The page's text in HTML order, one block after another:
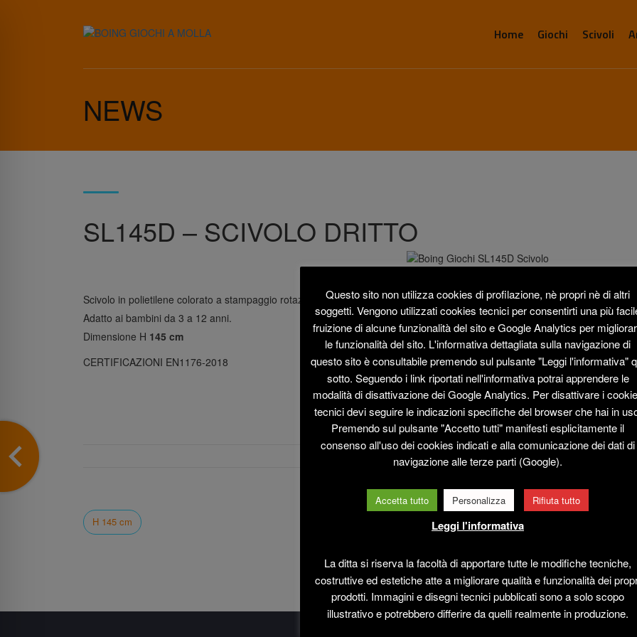
Home Giochi Scivoli
NEWS
SL145D – SCIVOLO DRITTO
Scivolo in polietilene colorato a stampaggio rotazionale.
Adatto ai bambini da 3 a 12 anni.
Dimensione H 145 cm
CERTIFICAZIONI EN1176-2018
ALTRI ARTICOLI
H 145 cm
Questo sito non utilizza cookies di profilazione, nè propri nè di altri
soggetti. Vengono utilizzati cookies tecnici per consentirti una più
fruizione di alcune funzionalità del sito e Google Analytics per
le funzionalità del sito. L'informativa dettagliata sulla navigazione di
questo sito è consultabile premendo sul pulsante "Leggi l'informativa"
sotto. Seguendo i link riportati nell'informativa potrai apprendere le
modalità di disattivazione dei Google Analytics. Per disattivare i
tecnici devi seguire le indicazioni specifiche del browser che hai in
Premendo sul pulsante "Accetto tutti" manifesti esplicitamente il
consenso all'uso dei cookies indicati e alla comunicazione dei dati di
navigazione alle terze parti (Google).
Accetta tutto Personalizza Rifiuta tutto
Leggi l'informativa
La ditta si riserva la facoltà di apportare tutte le modifiche tecniche,
costruttive ed estetiche atte a migliorare qualità e funzionalità dei
prodotti. Immagini e disegni tecnici pubblicati sono a solo scopo
illustrativo e potrebbero differire da quelli realmente in produzione.